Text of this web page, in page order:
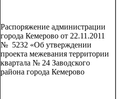
Распоряжение администрации
города Кемерово от 22.11.2011
№ 5232 «Об утверждении
проекта межевания территории
квартала № 24 Заводского
района города Кемерово